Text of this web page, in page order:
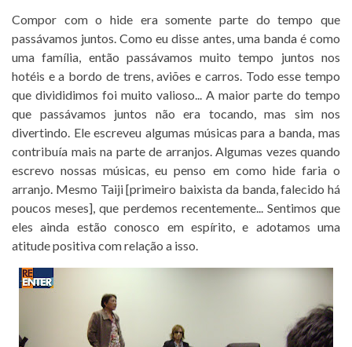
Compor com o hide era somente parte do tempo que
passávamos juntos. Como eu disse antes, uma banda é como
uma família, então passávamos muito tempo juntos nos
hotéis e a bordo de trens, aviões e carros. Todo esse tempo
que divididimos foi muito valioso... A maior parte do tempo
que passávamos juntos não era tocando, mas sim nos
divertindo. Ele escreveu algumas músicas para a banda, mas
contribuía mais na parte de arranjos. Algumas vezes quando
escrevo nossas músicas, eu penso em como hide faria o
arranjo. Mesmo Taiji [primeiro baixista da banda, falecido há
poucos meses], que perdemos recentemente... Sentimos que
eles ainda estão conosco em espírito, e adotamos uma
atitude positiva com relação a isso.